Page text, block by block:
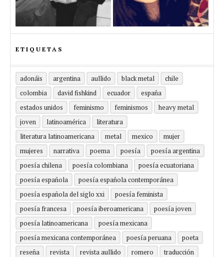
ETIQUETAS
adonáis argentina aullido black metal
chile
colombia
david fishkind ecuador
españa
estados unidos
feminismo feminismos
heavy metal
joven
latinoamérica
literatura
literatura latinoamericana
metal mexico
mujer
mujeres
narrativa poema poesía
poesía argentina
poesía chilena
poesía colombiana
poesía ecuatoriana
poesía española
poesía española contemporánea
poesía española del siglo xxi
poesía feminista
poesía francesa
poesía iberoamericana
poesía joven
poesía latinoamericana
poesía mexicana
poesía mexicana contemporánea
poesía peruana
poeta
reseña
revista revista aullido romero traducción